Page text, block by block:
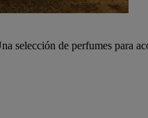
selección de perfumes para